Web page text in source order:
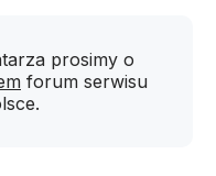
prosimy o
forum serwisu